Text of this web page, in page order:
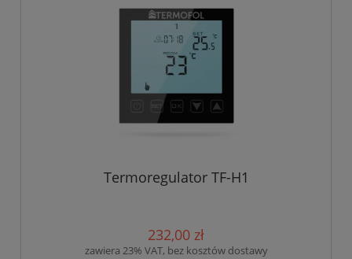
Termoregulator TF-H1
232,00 zł
zawiera 23% VAT, bez kosztów dostawy